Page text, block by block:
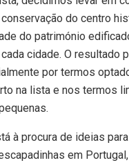
do centro
do património
cidade. O resultado
por termos
na lista e nos termos
à procura de ideias
em